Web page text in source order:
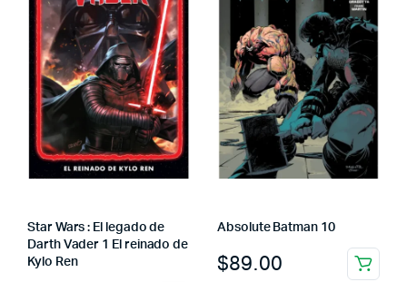
Star Wars : El legado de
Darth Vader 1 El reinado de
Kylo Ren
Absolute Batman 10
$89.00